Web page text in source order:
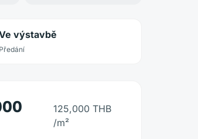
výstavbě
Předání
125,000 THB
/m²